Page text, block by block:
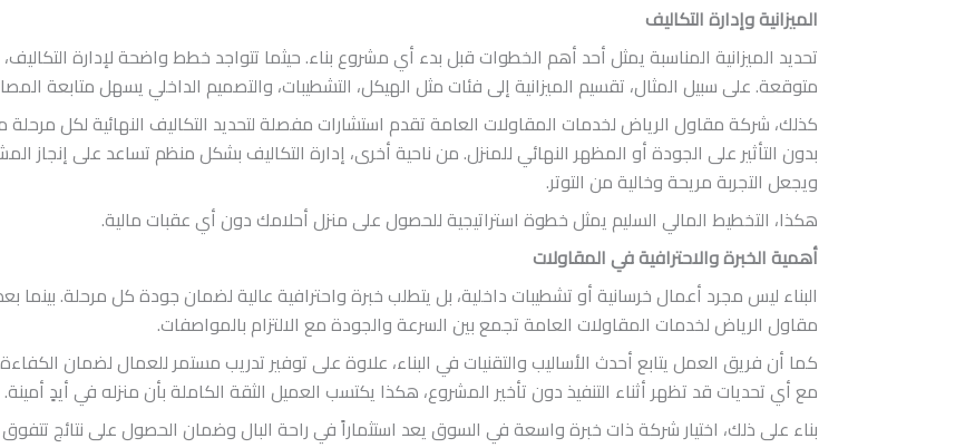
الميزانية وإدارة التكاليف
تحديد الميزانية المناسبة يمثل أحد أهم الخطوات قبل بدء أي مشروع بناء. حيثما تتواجد خطط واضحة لإدارة
متوقعة. على سبيل المثال، تقسيم الميزانية إلى فئات مثل الهيكل، التشطيبات، والتصميم الداخلي يسهل متابعة
كذلك، شركة مقاول الرياض لخدمات المقاولات العامة تقدم استشارات مفصلة لتحديد التكاليف النهائية لكل مرحلة
بدون التأثير على الجودة أو المظهر النهائي للمنزل. من ناحية أخرى، إدارة التكاليف بشكل منظم تساعد على
ويجعل التجربة مريحة وخالية من التوتر.
هكذا، التخطيط المالي السليم يمثل خطوة استراتيجية للحصول على منزل أحلامك دون أي عقبات مالية.
أهمية الخبرة والاحترافية في المقاولات
البناء ليس مجرد أعمال خرسانية أو تشطيبات داخلية، بل يتطلب خبرة واحترافية عالية لضمان جودة كل مرحلة.
مقاول الرياض لخدمات المقاولات العامة تجمع بين السرعة والجودة مع الالتزام بالمواصفات.
كما أن فريق العمل يتابع أحدث الأساليب والتقنيات في البناء، علاوة على توفير تدريب مستمر للعمال لضمان
مع أي تحديات قد تظهر أثناء التنفيذ دون تأخير المشروع، هكذا يكتسب العميل الثقة الكاملة بأن منزله في أيدٍ أمينة.
بناء على ذلك، اختيار شركة ذات خبرة واسعة في السوق يعد استثماراً في راحة البال وضمان الحصول على نتائج